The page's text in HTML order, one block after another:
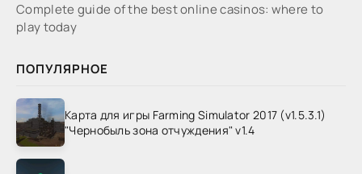
Complete guide of the best online casinos: where to
play today
ПОПУЛЯРНОЕ
Карта для игры Farming Simulator 2017 (v1.5.3.1)
"Чернобыль зона отчуждения" v1.4